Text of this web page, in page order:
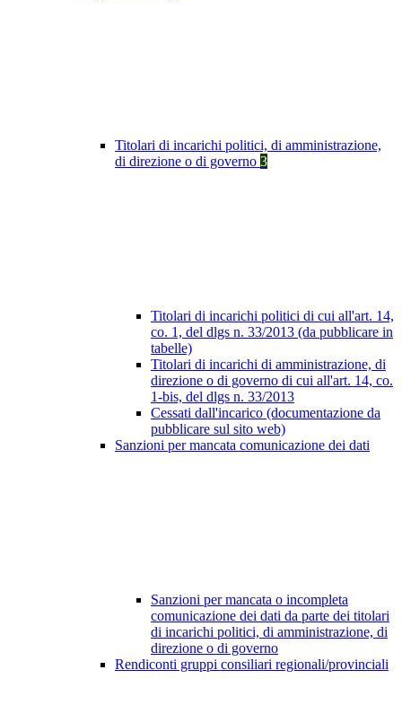
Titolari di incarichi politici, di amministrazione,
di direzione o di governo 3
Titolari di incarichi politici di cui all'art. 14,
co. 1, del dlgs n. 33/2013 (da pubblicare in
tabelle)
Titolari di incarichi di amministrazione, di
direzione o di governo di cui all'art. 14, co.
1-bis, del dlgs n. 33/2013
Cessati dall'incarico (documentazione da
pubblicare sul sito web)
Sanzioni per mancata comunicazione dei dati
Sanzioni per mancata o incompleta
comunicazione dei dati da parte dei titolari
di incarichi politici, di amministrazione, di
direzione o di governo
Rendiconti gruppi consiliari regionali/provinciali